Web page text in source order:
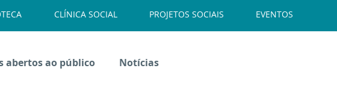
abertos ao público Notícias
CLÍNICA SOCIAL PROJETOS SOCIAIS EVENTOS